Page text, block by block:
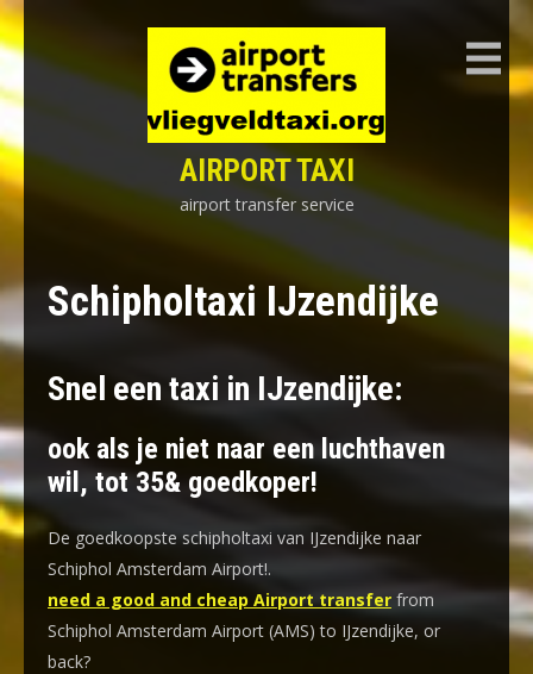
Skip
to
content
AIRPORT TAXI
airport transfer service
Schipholtaxi IJzendijke
Snel een taxi in IJzendijke:
ook als je niet naar een luchthaven
wil, tot 35& goedkoper!
De goedkoopste schipholtaxi van IJzendijke naar
Schiphol Amsterdam Airport!.
need a good and cheap Airport transfer from
Schiphol Amsterdam Airport (AMS) to IJzendijke, or
back?